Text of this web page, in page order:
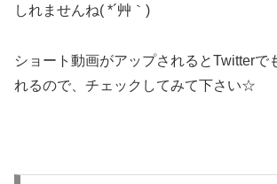
しれませんね( *´艸｀)
ショート動画がアップされるとTwitterで
れるので、チェックしてみて下さい☆